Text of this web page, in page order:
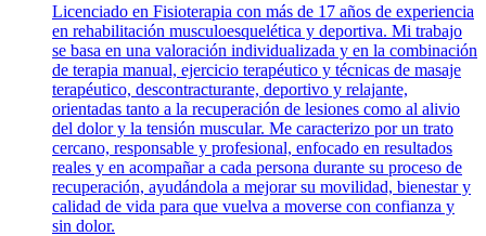
Licenciado en Fisioterapia con más de 17 años de experiencia
en rehabilitación musculoesquelética y deportiva. Mi trabajo
se basa en una valoración individualizada y en la combinación
de terapia manual, ejercicio terapéutico y técnicas de masaje
terapéutico, descontracturante, deportivo y relajante,
orientadas tanto a la recuperación de lesiones como al alivio
del dolor y la tensión muscular. Me caracterizo por un trato
cercano, responsable y profesional, enfocado en resultados
reales y en acompañar a cada persona durante su proceso de
recuperación, ayudándola a mejorar su movilidad, bienestar y
calidad de vida para que vuelva a moverse con confianza y
sin dolor.